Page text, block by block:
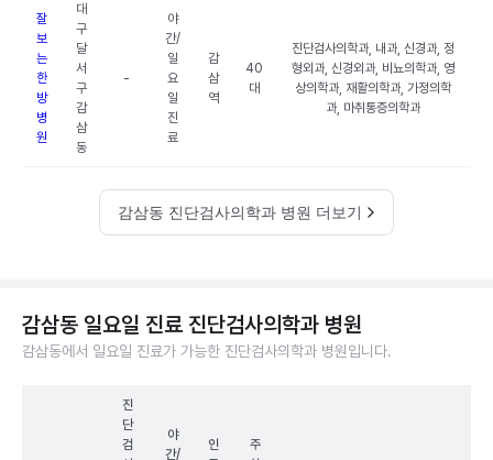
잘
보
는
한
방
병
원
대
구
달
서
구
감
삼
동
-
야
간/
일
요
일
진
료
감
삼
역
40
대
진단검사의학과, 내과, 신경과, 정
형외과, 신경외과, 비뇨의학과, 영
상의학과, 재활의학과, 가정의학
과, 마취통증의학과
감삼동 진단검사의학과 병원 더보기
감삼동 일요일 진료 진단검사의학과 병원
감삼동에서 일요일 진료가 가능한 진단검사의학과 병원입니다.
진
단
검
야
간/
인
주